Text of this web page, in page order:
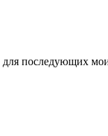
для последующих